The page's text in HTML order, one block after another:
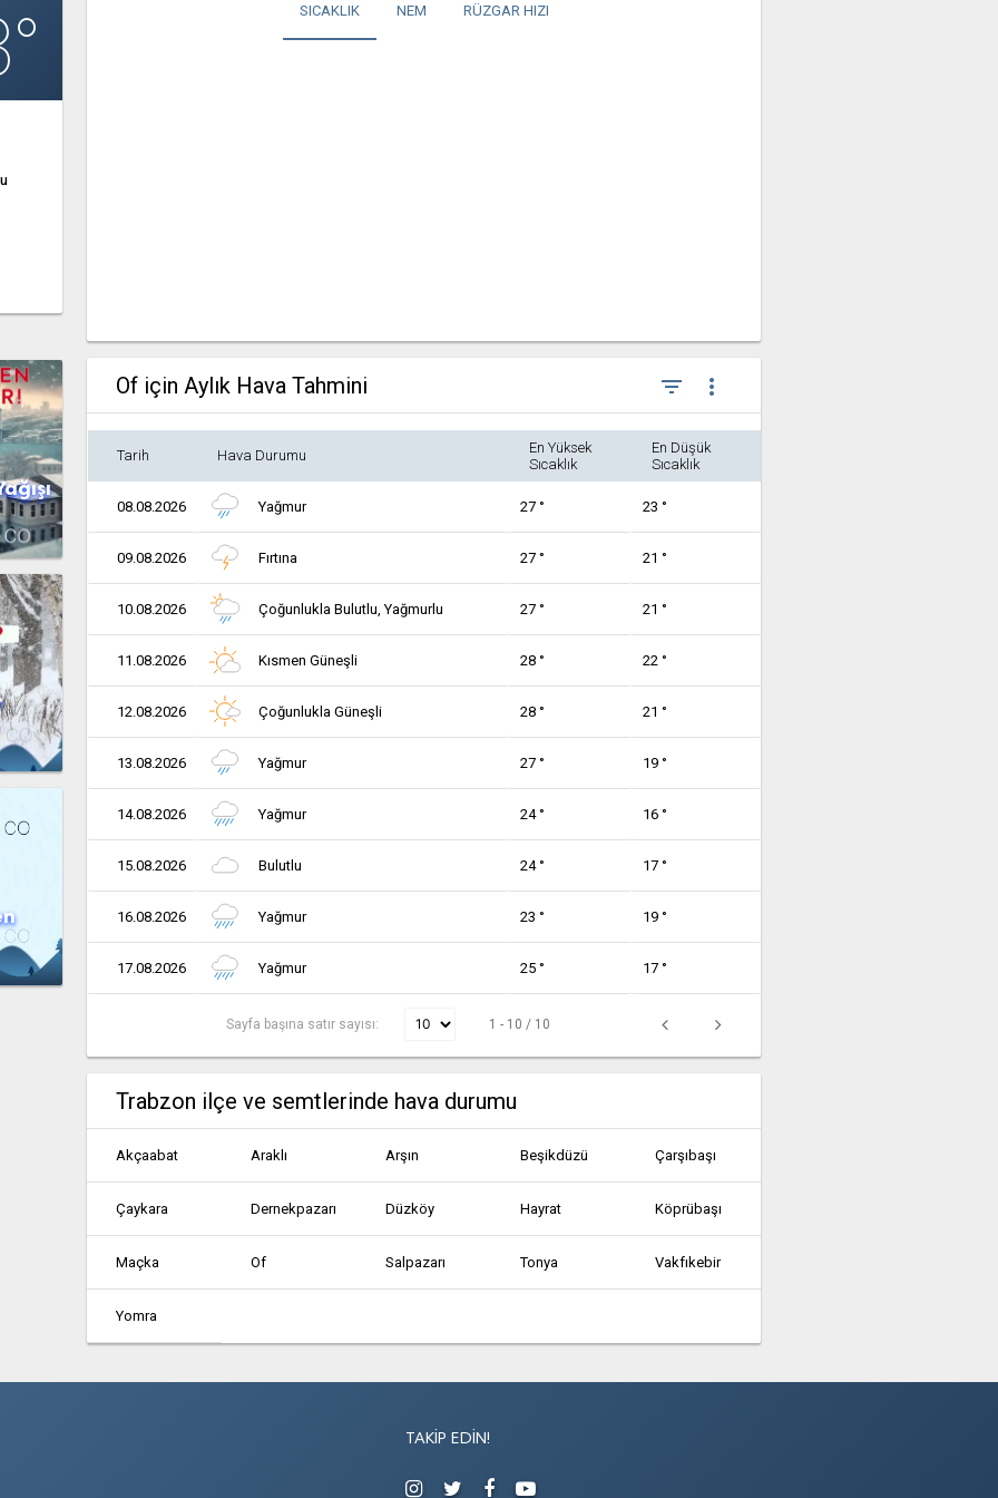
SICAKLIK NEM RÜZGAR HIZI
Of için Aylık Hava Tahmini filter_list more_vert
Tarih Hava Durumu
En Yüksek
Sıcaklık
En Düşük
Sıcaklık
08.08.2026 Yağmur 27 ° 23 °
09.08.2026 Fırtına 27 ° 21 °
10.08.2026 Çoğunlukla Bulutlu, Yağmurlu 27 ° 21 °
11.08.2026 Kısmen Güneşli 28 ° 22 °
12.08.2026 Çoğunlukla Güneşli 28 ° 21 °
13.08.2026 Yağmur 27 ° 19 °
14.08.2026 Yağmur 24 ° 16 °
15.08.2026 Bulutlu 24 ° 17 °
16.08.2026 Yağmur 23 ° 19 °
17.08.2026 Yağmur 25 ° 17 °
Sayfa başına satır sayısı: 1 - 10 / 10
Trabzon ilçe ve semtlerinde hava durumu
Akçaabat Araklı Arşın Beşikdüzü Çarşıbaşı
Çaykara Dernekpazarı Düzköy Hayrat Köprübaşı
Maçka Of Salpazarı Tonya Vakfıkebir
Yomra
TAKIP EDIN!